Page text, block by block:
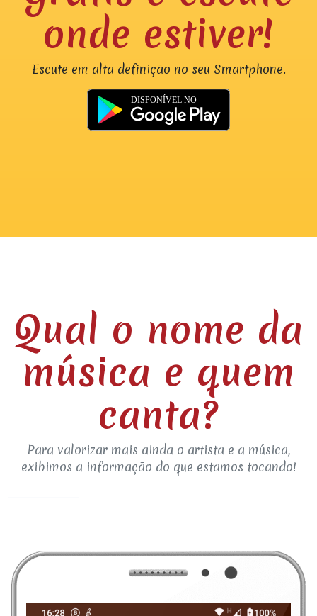
onde estiver!
Escute em alta definição no seu Smartphone.
Qual o nome da
música e quem
canta?
Para valorizar mais ainda o artista e a música,
exibimos a informação do que estamos tocando!